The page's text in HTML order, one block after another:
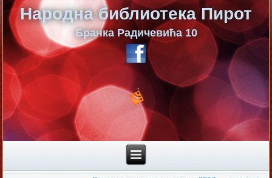
Народна библиотека Пирот
Бранка Радичевића 10